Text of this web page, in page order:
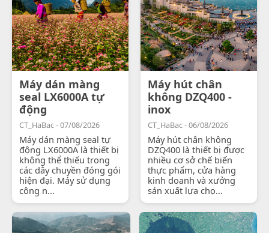
Máy dán màng
seal LX6000A tự
động
CT_HaBac - 07/08/2026
Máy dán màng seal tự
động LX6000A là thiết bị
không thể thiếu trong
các dây chuyền đóng gói
hiện đại. Máy sử dụng
công n...
Máy hút chân
không DZQ400 -
inox
CT_HaBac - 06/08/2026
Máy hút chân không
DZQ400 là thiết bị được
nhiều cơ sở chế biến
thực phẩm, cửa hàng
kinh doanh và xưởng
sản xuất lựa chọ...